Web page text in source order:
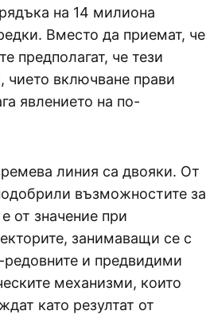
на 14 милиона
Вместо да приемат, че
предполагат, че тези
включване прави
явлението на по-
линия са двояки. От
възможностите за
от значение при
занимаващи се с
редовните и предвидими
механизми, които
като резултат от